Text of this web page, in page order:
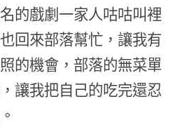
的戲劇一家人咕咕叫裡
回來部落幫忙，讓我有
的機會，部落的無菜單
讓我把自己的吃完還忍